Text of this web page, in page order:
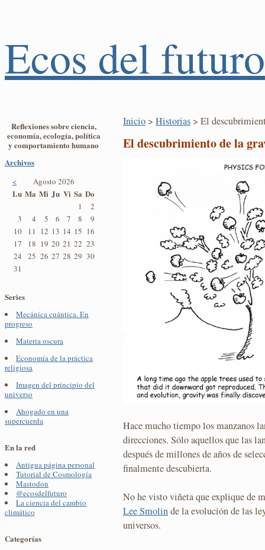
Ecos del futuro
Reflexiones sobre ciencia,
economía, ecología, política
y comportamiento humano
Archivos
< Agosto 2026
Lu Ma Mi Ju Vi Sa Do
1
2
3
4 5 6 7 8
9
10
11 12 13 14 15 16
17
18 19 20 21 22 23
24
25 26 27 28 29 30
31
Series
Mecánica cuántica. En
progreso
Materia oscura
Economía de la práctica
religiosa
Imagen del principio del
universo
Ahogado en una
supercuerda
En la red
Antigua página personal
Tutorial de Cosmología
Mastodon
@ecosdelfuturo
La ciencia del cambio
climático
Categorías
Inicio > Historias > El
El descubrimiento de la
Hace mucho tiempo los manzanos
direcciones. Sólo aquellos que las
después de millones de años de
finalmente descubierta.
No he visto viñeta que explique de
Lee Smolinde la evolución de las
universos.